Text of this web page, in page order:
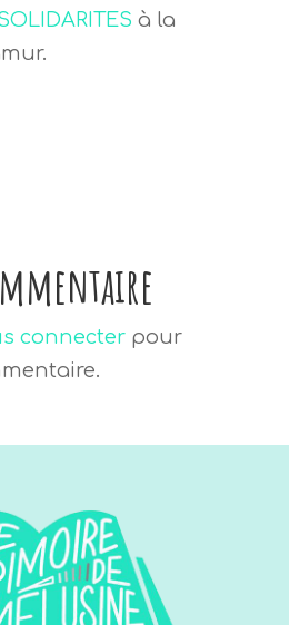
à la
connecterpour